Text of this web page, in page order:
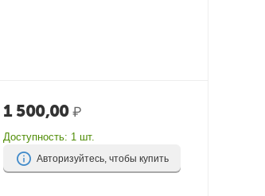
1 500,00 ₽
Доступность: 1 шт.
Авторизуйтесь, чтобы купить